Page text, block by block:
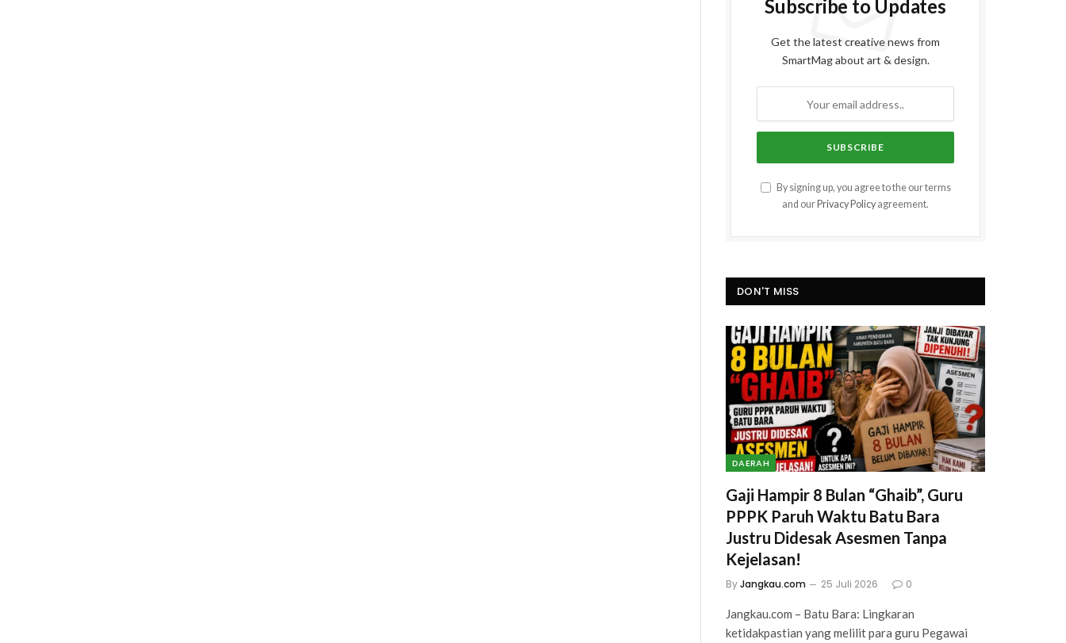
Subscribe to Updates
Get the latest creative news from
SmartMag about art & design.
By signing up, you agree to the our terms
and our Privacy Policy agreement.
DON'T MISS
DAERAH
Gaji Hampir 8 Bulan “Ghaib”, Guru
PPPK Paruh Waktu Batu Bara
Justru Didesak Asesmen Tanpa
Kejelasan!
ByJangkau.com 25 Juli 2026 0
Jangkau.com – Batu Bara: Lingkaran
ketidakpastian yang melilit para guru Pegawai